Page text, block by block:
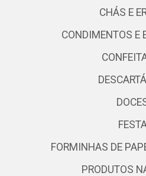
CHÁS E
CONDIMENTOS E
FORMINHAS DE
PRODUTOS